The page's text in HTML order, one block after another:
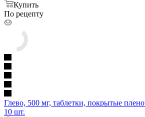
Купить
По рецепту
Глево, 500 мг, таблетки, покрытые
10 шт.